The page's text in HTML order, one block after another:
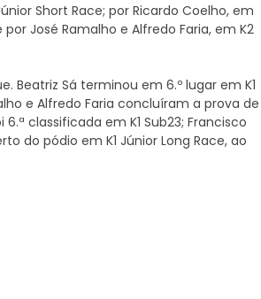
Short Race; por Ricardo Coelho, em
por José Ramalho e Alfredo Faria, em K2
Beatriz Sá terminou em 6.º lugar em K1
e Alfredo Faria concluíram a prova de
classificada em K1 Sub23; Francisco
do pódio em K1 Júnior Long Race, ao